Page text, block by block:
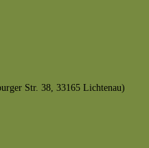
Str. 38, 33165 Lichtenau)